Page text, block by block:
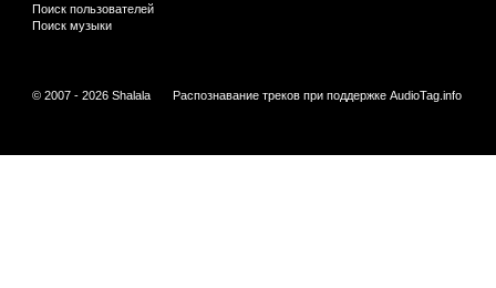
Поиск пользователей
Поиск музыки
© 2007 - 2026 Shalala Распознавание треков при поддержке AudioTag.info